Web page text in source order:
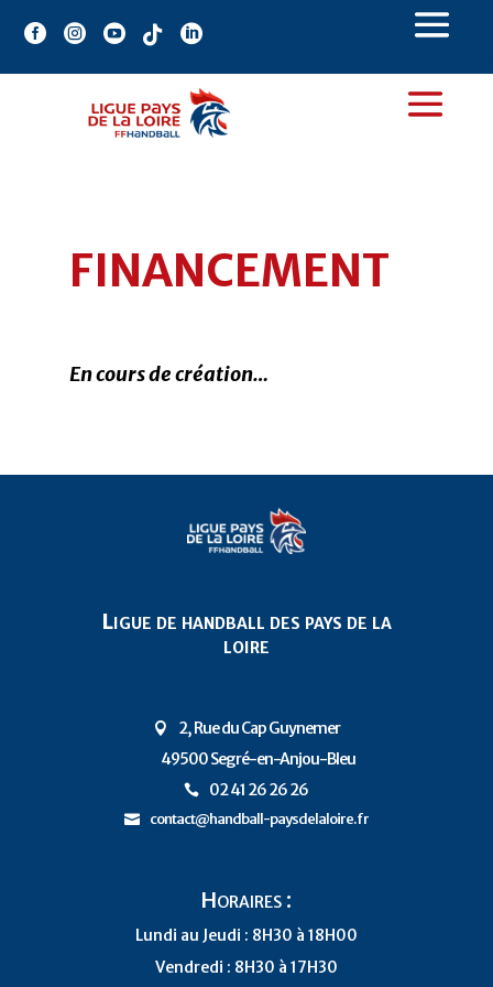
    
FINANCEMENT
En cours de création…
Ligue de handball des pays de la
loire
 2, Rue du Cap Guynemer
49500 Segré-en-Anjou-Bleu
 02 41 26 26 26
 contact@handball-paysdelaloire.fr
Horaires :
Lundi au Jeudi : 8H30 à 18H00
Vendredi : 8H30 à 17H30